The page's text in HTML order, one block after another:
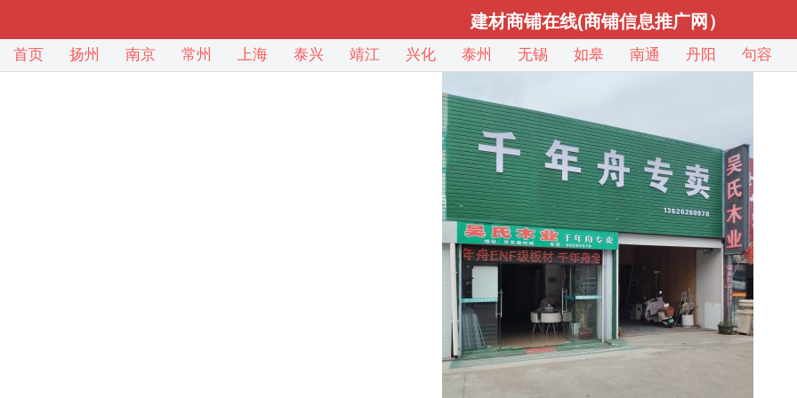
建材商铺在线(商铺信息推广网）
首页 扬州 南京 常州 上海 泰兴 靖江 兴化 泰州 无锡 如皋 南通 丹阳 句容